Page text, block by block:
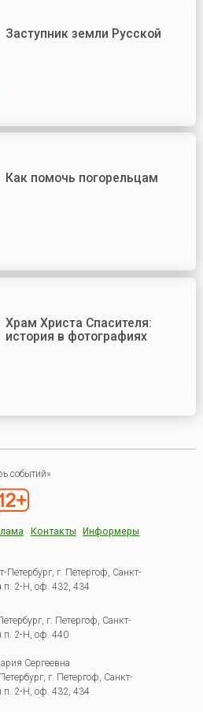
Заступник земли Русской
Как помочь погорельцам
Храм Христа Спасителя:
история в фотографиях
событий»
Контакты Информеры
г. Петергоф, Санкт-
2-Н, оф. 432, 434
г. Петергоф, Санкт-
2-Н, оф. 440
Сергеевна
г. Петергоф, Санкт-
2-Н, оф. 432, 434